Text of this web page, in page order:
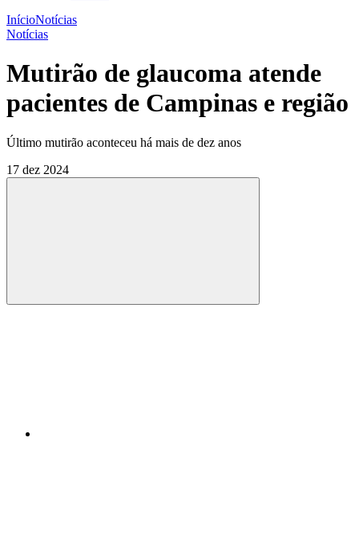
InícioNotícias
Notícias
Mutirão de glaucoma atende
pacientes de Campinas e região
Último mutirão aconteceu há mais de dez anos
17 dez 2024
Compartilhar